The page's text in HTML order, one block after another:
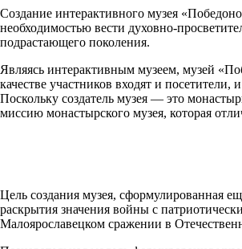
Создание интерактивного музея
необходимостью вести духовно-
подрастающего поколения.
Являясь интерактивным музеем, музей
качестве участников входят и
Поскольку создатель музея — это
миссию монастырского музея, которая
Цель создания музея, сформулированная
раскрытия значения войны с
Малоярославецком сражении в